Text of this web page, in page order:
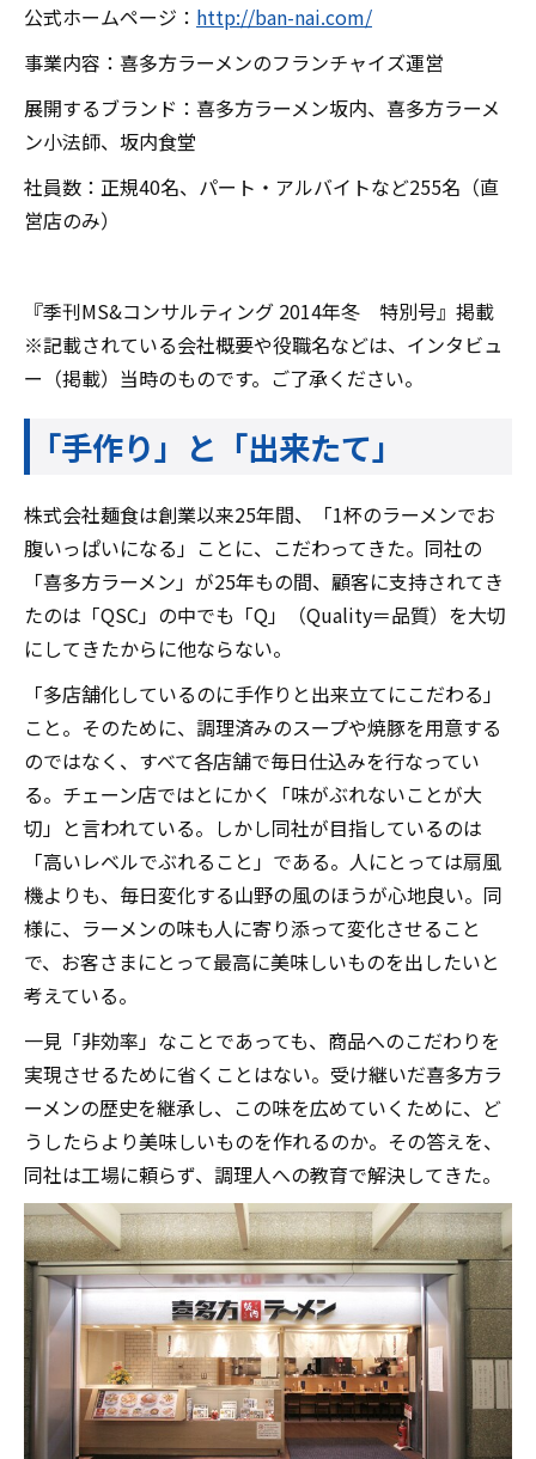
公式ホームページ： http://ban-nai.com/
事業内容：喜多方ラーメンのフランチャイズ運営
展開するブランド：喜多方ラーメン坂内、喜多方ラーメ
ン小法師、坂内食堂
社員数：正規40名、パート・アルバイトなど255名（直
営店のみ）
『季刊MS&コンサルティング 2014年冬 特別号』掲載
※記載されている会社概要や役職名などは、インタビュ
ー（掲載）当時のものです。ご了承ください。
「手作り」と「出来たて」
株式会社麺食は創業以来25年間、「1杯のラーメンでお
腹いっぱいになる」ことに、こだわってきた。同社の
「喜多方ラーメン」が25年もの間、顧客に支持されてき
たのは「QSC」の中でも「Q」（Quality＝品質）を大切
にしてきたからに他ならない。
「多店舗化しているのに手作りと出来立てにこだわる」
こと。そのために、調理済みのスープや焼豚を用意する
のではなく、すべて各店舗で毎日仕込みを行なってい
る。チェーン店ではとにかく「味がぶれないことが大
切」と言われている。しかし同社が目指しているのは
「高いレベルでぶれること」である。人にとっては扇風
機よりも、毎日変化する山野の風のほうが心地良い。同
様に、ラーメンの味も人に寄り添って変化させること
で、お客さまにとって最高に美味しいものを出したいと
考えている。
一見「非効率」なことであっても、商品へのこだわりを
実現させるために省くことはない。受け継いだ喜多方ラ
ーメンの歴史を継承し、この味を広めていくために、ど
うしたらより美味しいものを作れるのか。その答えを、
同社は工場に頼らず、調理人への教育で解決してきた。